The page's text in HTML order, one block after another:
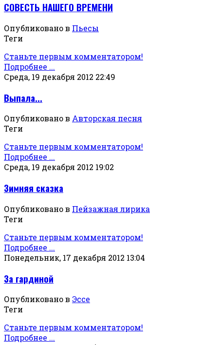
СОВЕСТЬ НАШЕГО ВРЕМЕНИ
Опубликовано в Пьесы
Теги
Станьте первым комментатором!
Подробнее ...
Среда, 19 декабря 2012 22:49
Выпала...
Опубликовано в Авторская песня
Теги
Станьте первым комментатором!
Подробнее ...
Среда, 19 декабря 2012 19:02
Зимняя сказка
Опубликовано в Пейзажная лирика
Теги
Станьте первым комментатором!
Подробнее ...
Понедельник, 17 декабря 2012 13:04
За гардиной
Опубликовано в Эссе
Теги
Станьте первым комментатором!
Подробнее ...